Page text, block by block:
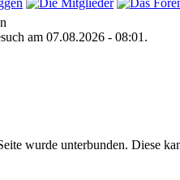
am 07.08.2026 - 08:01.
wurde unterbunden. Diese